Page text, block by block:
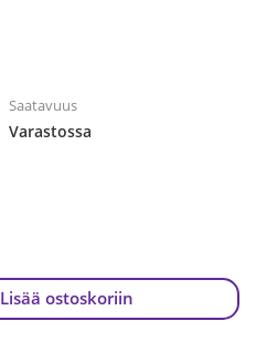
Saatavuus
Varastossa
Lisää ostoskoriin